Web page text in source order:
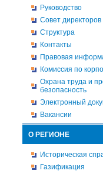
Руководство
Совет директоров
Структура
Контакты
Правовая
Комиссия по
Охрана труда и
безопасность
Электронный
Вакансии
О РЕГИОНЕ
Историческая
Газификация